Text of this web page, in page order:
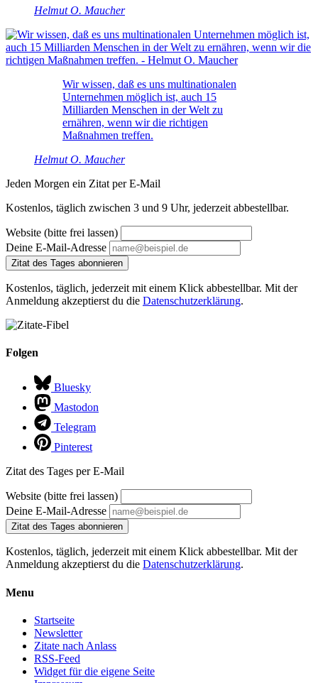
Helmut O. Maucher
Wir wissen, daß es uns multinationalen
Unternehmen möglich ist, auch 15
Milliarden Menschen in der Welt zu
ernähren, wenn wir die richtigen
Maßnahmen treffen.
Helmut O. Maucher
Jeden Morgen ein Zitat per E-Mail
Kostenlos, täglich zwischen 3 und 9 Uhr, jederzeit abbestellbar.
Website (bitte frei lassen)
Deine E-Mail-Adresse
Zitat des Tages abonnieren
Kostenlos, täglich, jederzeit mit einem Klick abbestellbar. Mit der
Anmeldung akzeptierst du die Datenschutzerklärung.
Folgen
Bluesky
Mastodon
Telegram
Pinterest
Zitat des Tages per E-Mail
Website (bitte frei lassen)
Deine E-Mail-Adresse
Zitat des Tages abonnieren
Kostenlos, täglich, jederzeit mit einem Klick abbestellbar. Mit der
Anmeldung akzeptierst du die Datenschutzerklärung.
Menu
Startseite
Newsletter
Zitate nach Anlass
RSS-Feed
Widget für die eigene Seite